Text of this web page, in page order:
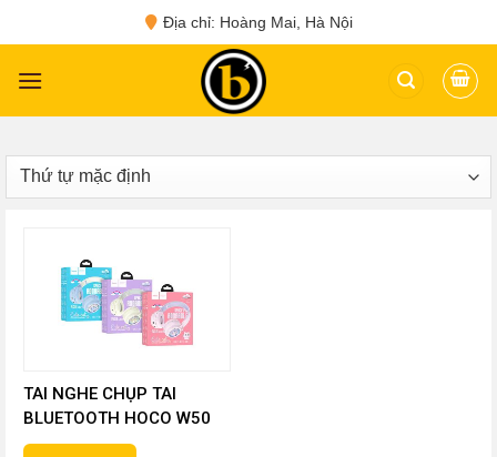
to
content
Địa chỉ: Hoàng Mai, Hà Nội
TAI NGHE CHỤP TAI
BLUETOOTH HOCO W50